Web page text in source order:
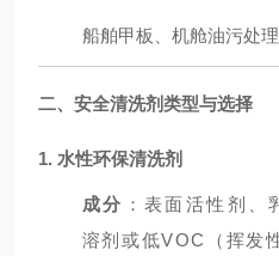
船舶甲板、机舱油污处理
二、安全清洗剂类型与选择
1. 水性环保清洗剂
成分 ：表面活性剂、
溶剂或低VOC（挥发